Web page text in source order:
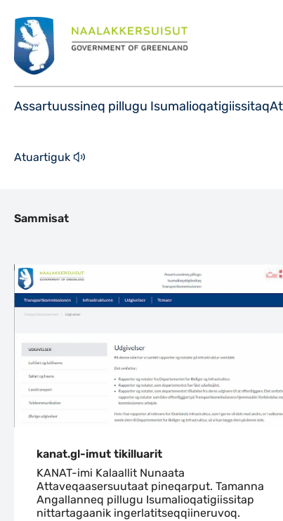
Assartuussineq pillugu Isumalioqatigiissitaq
Atuartiguk
Indhold
Sammisat
kanat.gl-imut tikilluarit
KANAT-imi Kalaallit Nunaata
Attaveqaasersuutaat pineqarput. Tamanna
Angallanneq pillugu Isumalioqatigiissitap
nittartagaanik ingerlatitseqqiineruvoq.